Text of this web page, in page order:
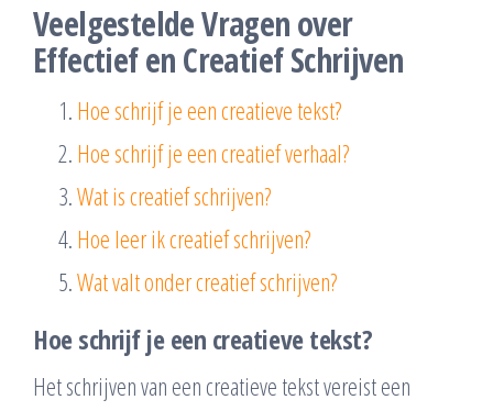
Veelgestelde Vragen over
Effectief en Creatief Schrijven
Hoe schrijf je een creatieve tekst?
Hoe schrijf je een creatief verhaal?
Wat is creatief schrijven?
Hoe leer ik creatief schrijven?
Wat valt onder creatief schrijven?
Hoe schrijf je een creatieve tekst?
Het schrijven van een creatieve tekst vereist een